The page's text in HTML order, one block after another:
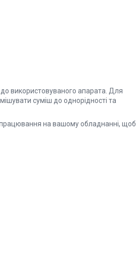
до використовуваного апарата. Для
суміш до однорідності та
на вашому обладнанні, щоб